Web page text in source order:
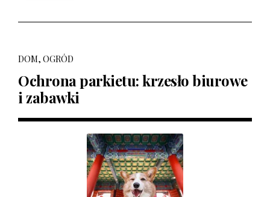
DOM, OGRÓD
Ochrona parkietu: krzesło biurowe
i zabawki